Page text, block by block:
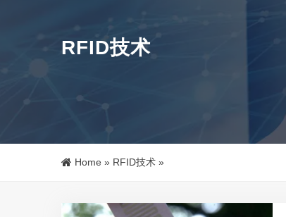
RFID技术
Home » RFID技术 »